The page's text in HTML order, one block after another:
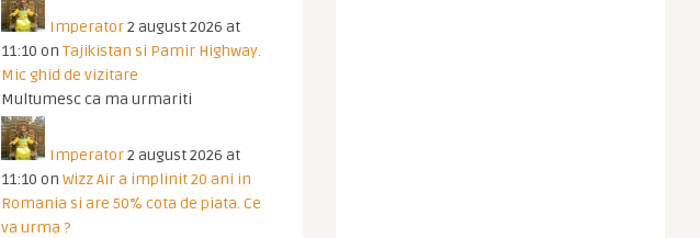
Imperator2 august 2026 at
11:10 on Tajikistan si Pamir Highway.
Mic ghid de vizitare
Multumesc ca ma urmariti
Imperator2 august 2026 at
11:10 on Wizz Air a implinit 20 ani in
Romania si are 50% cota de piata. Ce
va urma ?